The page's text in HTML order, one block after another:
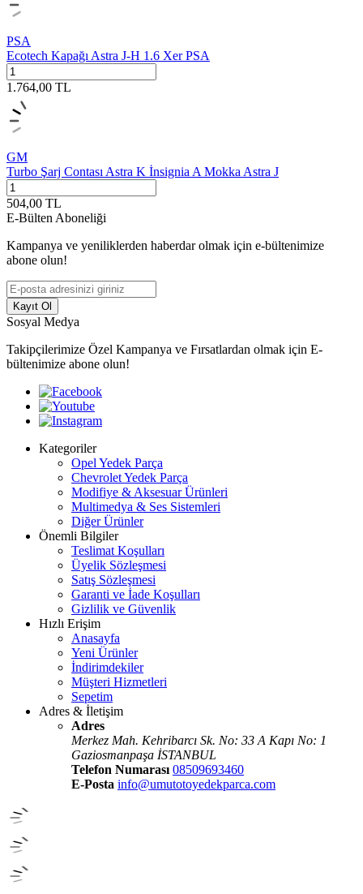
PSA
Ecotech Kapağı Astra J-H 1.6 Xer PSA
1.764,00 TL
GM
Turbo Şarj Contası Astra K İnsignia A Mokka Astra J
504,00 TL
E-Bülten Aboneliği
Kampanya ve yeniliklerden haberdar olmak için e-bültenimize
abone olun!
Kayıt Ol
Sosyal Medya
Takipçilerimize Özel Kampanya ve Fırsatlardan olmak için E-
bültenimize abone olun!
Kategoriler
Opel Yedek Parça
Chevrolet Yedek Parça
Modifiye & Aksesuar Ürünleri
Multimedya & Ses Sistemleri
Diğer Ürünler
Önemli Bilgiler
Teslimat Koşulları
Üyelik Sözleşmesi
Satış Sözleşmesi
Garanti ve İade Koşulları
Gizlilik ve Güvenlik
Hızlı Erişim
Anasayfa
Yeni Ürünler
İndirimdekiler
Müşteri Hizmetleri
Sepetim
Adres & İletişim
Adres
Merkez Mah. Kehribarcı Sk. No: 33 A Kapı No: 1
Gaziosmanpaşa İSTANBUL
Telefon Numarası 08509693460
E-Posta info@umutotoyedekparca.com